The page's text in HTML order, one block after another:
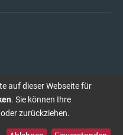
auf dieser Webseite für
. Sie können Ihre
zurückziehen.